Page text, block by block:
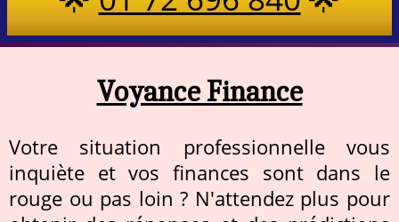
Voyance Finance
Votre situation professionnelle vous
inquiète et vos finances sont dans le
rouge ou pas loin ? N'attendez plus pour